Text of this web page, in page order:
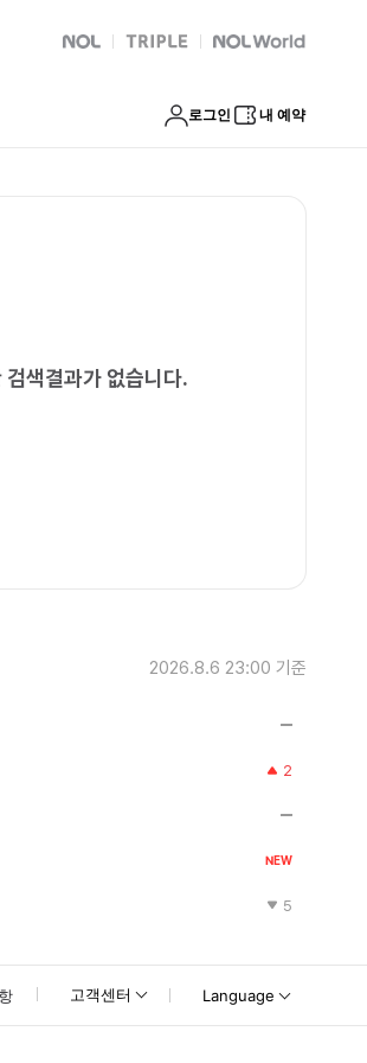
NOL 트리플 Global Interpark
로그인 내 예약
검색결과가 없습니다.
2026.8.6 23:00 기준
2
NEW
5
고객센터 Language